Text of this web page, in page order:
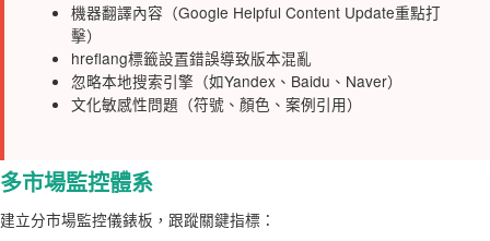
機器翻譯內容（Google Helpful Content Update重點打
擊）
hreflang標籤設置錯誤導致版本混亂
忽略本地搜索引擎（如Yandex、Baidu、Naver）
文化敏感性問題（符號、顏色、案例引用）
多市場監控體系
建立分市場監控儀錶板，跟蹤關鍵指標：